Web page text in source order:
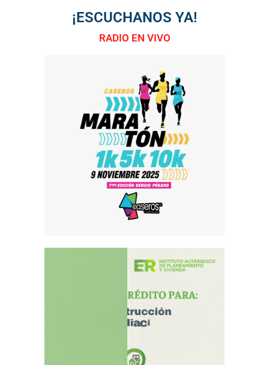
¡ESCUCHANOS YA!
RADIO EN VIVO